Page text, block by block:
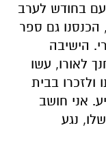
בחודש לערב
הכנסנו גם ספר
הישיבה
לאורו, עשו
ולזכרו בבית
אני חושב
נגע